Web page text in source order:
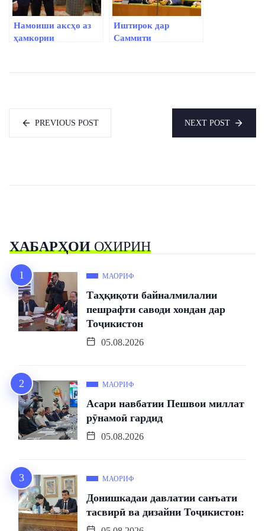
Намоиши аксҳо аз
ҳамкории
Иштирок дар
Саммити
PREVIOUS POST NEXT POST
ХАБАРҲОИОХИРИН
МАОРИФ
Таҳқиқоти байналмилалии
пешрафти саводи хондан дар
Тоҷикистон
05.08.2026
МАОРИФ
Асари навбатии Пешвои миллат
рӯнамоӣ гардид
05.08.2026
МАОРИФ
Донишкадаи давлатии санъати
тасвирӣ ва дизайни Тоҷикистон: